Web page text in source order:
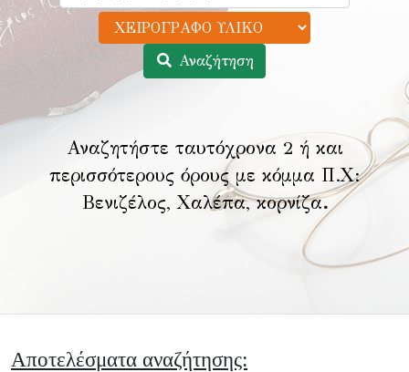
Αναζήτηση
Αναζητήστε ταυτόχρονα 2 ή και
περισσότερους όρους με κόμμα Π.Χ:
Βενιζέλος, Χαλέπα, κορνίζα.
Αποτελέσματα αναζήτησης: